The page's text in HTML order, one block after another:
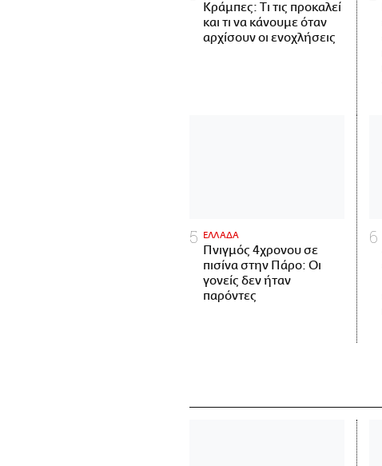
Κράμπες: Τι τις προκαλεί
και τι να κάνουμε όταν
αρχίσουν οι ενοχλήσεις
ΕΛΛΑΔΑ
Πνιγμός 4χρονου σε
πισίνα στην Πάρο: Οι
γονείς δεν ήταν
παρόντες